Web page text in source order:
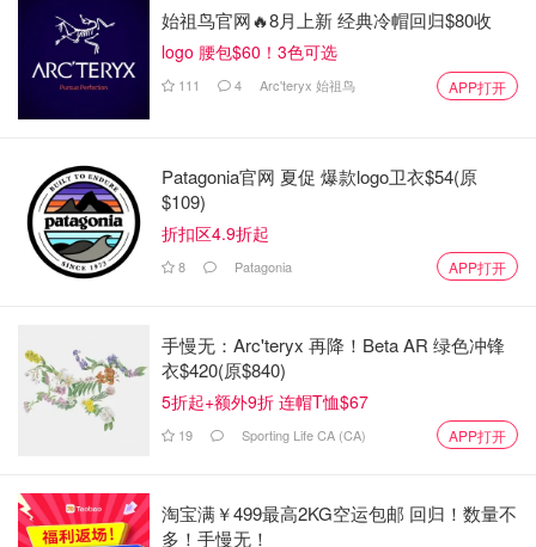
始祖鸟官网🔥8月上新 经典冷帽回归$80收
logo 腰包$60！3色可选
111 4 Arc'teryx 始祖鸟 APP打开
Patagonia官网 夏促 爆款logo卫衣$54(原
$109)
折扣区4.9折起
8 Patagonia APP打开
手慢无：Arc'teryx 再降！Beta AR 绿色冲锋
衣$420(原$840)
5折起+额外9折 连帽T恤$67
19 Sporting Life CA (CA) APP打开
淘宝满￥499最高2KG空运包邮 回归！数量不
多！手慢无！